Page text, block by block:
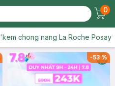
0
'kem chong nang La Roche Posay'
-53%